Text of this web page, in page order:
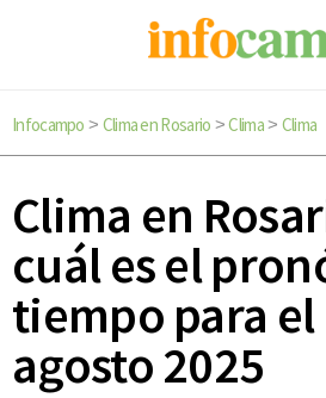
Infocampo > Clima en Rosario >Clima> Clima
Clima en
cuál es el
tiempo para el
agosto 2025